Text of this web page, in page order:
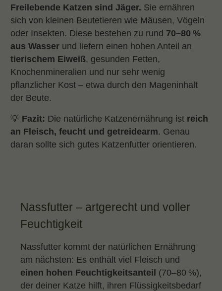
Freilebende Katzen sind Jäger. Sie ernähren
sich von kleinen Beutetieren wie Mäusen, Vögeln
oder Insekten. Diese bestehen zu rund 70–80 %
aus Wasser und liefern einen hohen Anteil an
tierischem Eiweiß, gesunden Fetten,
Knochenmineralien und nur sehr wenig
pflanzlicher Kost – etwa durch den Mageninhalt
der Beute.
💡 Fazit: Die natürliche Katzenernährung ist reich
an Fleisch, feucht und getreidearm. Genau
daran sollte sich gutes Katzenfutter orientieren.
Nassfutter – artgerecht und voller
Feuchtigkeit
Nassfutter kommt der natürlichen Ernährung
am nächsten: Es enthält viel Fleisch und
einen hohen Feuchtigkeitsanteil (70–80 %),
der deiner Katze hilft, ihren Flüssigkeitsbedarf